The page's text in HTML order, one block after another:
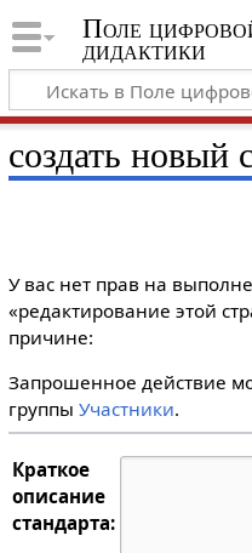
Поле
дидактики
создать новый
У вас нет прав на
«редактирование этой
причине:
Запрошенное действие
группы Участники.
Краткое
описание
стандарта: